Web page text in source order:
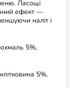
Ласощі
ефект —
наліт і
5%,
5%,